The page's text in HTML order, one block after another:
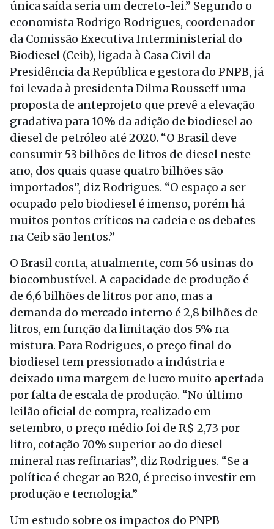
única saída seria um decreto-lei.” Segundo o
economista Rodrigo Rodrigues, coordenador
da Comissão Executiva Interministerial do
Biodiesel (Ceib), ligada à Casa Civil da
Presidência da República e gestora do PNPB, já
foi levada à presidenta Dilma Rousseff uma
proposta de anteprojeto que prevê a elevação
gradativa para 10% da adição de biodiesel ao
diesel de petróleo até 2020. “O Brasil deve
consumir 53 bilhões de litros de diesel neste
ano, dos quais quase quatro bilhões são
importados”, diz Rodrigues. “O espaço a ser
ocupado pelo biodiesel é imenso, porém há
muitos pontos críticos na cadeia e os debates
na Ceib são lentos.”
O Brasil conta, atualmente, com 56 usinas do
biocombustível. A capacidade de produção é
de 6,6 bilhões de litros por ano, mas a
demanda do mercado interno é 2,8 bilhões de
litros, em função da limitação dos 5% na
mistura. Para Rodrigues, o preço final do
biodiesel tem pressionado a indústria e
deixado uma margem de lucro muito apertada
por falta de escala de produção. “No último
leilão oficial de compra, realizado em
setembro, o preço médio foi de R$ 2,73 por
litro, cotação 70% superior ao do diesel
mineral nas refinarias”, diz Rodrigues. “Se a
política é chegar ao B20, é preciso investir em
produção e tecnologia.”
Um estudo sobre os impactos do PNPB